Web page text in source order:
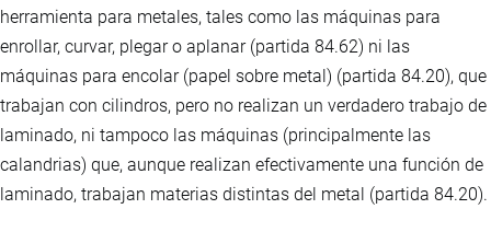
herramienta para metales, tales como las máquinas para
enrollar, curvar, plegar o aplanar (partida 84.62) ni las
máquinas para encolar (papel sobre metal) (partida 84.20), que
trabajan con cilindros, pero no realizan un verdadero trabajo de
laminado, ni tampoco las máquinas (principalmente las
calandrias) que, aunque realizan efectivamente una función de
laminado, trabajan materias distintas del metal (partida 84.20).